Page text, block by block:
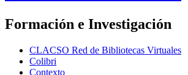
Formación e Investigación
CLACSO Red de Bibliotecas Virtuales
Colibri
Contexto